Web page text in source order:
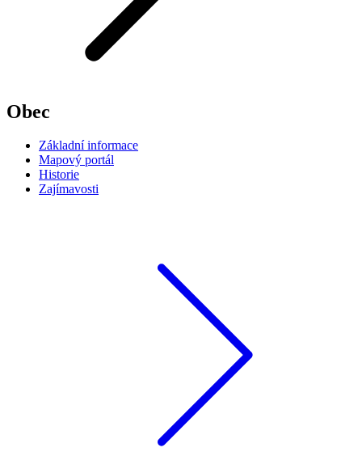
Obec
Základní informace
Mapový portál
Historie
Zajímavosti